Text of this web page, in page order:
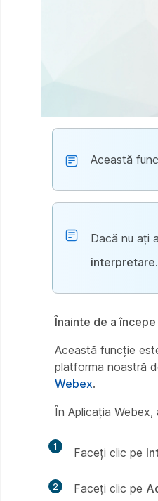
Această
Dacă nu ați
interpretare.
Înainte de a începe
Această funcție
platforma noastră
Webex.
În Aplicația
1 Faceți clic pe
2 Faceți clic pe